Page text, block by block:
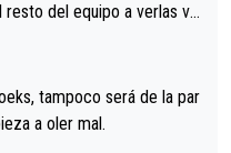
del equipo a verlas ve
de Enric Más en San Seb
la mejoría, podríamos ten
tampoco será de la par
a oler mal.